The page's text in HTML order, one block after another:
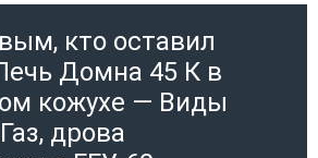
кто оставил
Домна 45 К в
кожухе — Виды
дрова